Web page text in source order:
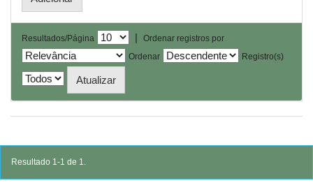
Resultados/Página |
Ordenar registros por
Ordenar
Registro(s)
Resultado 1-1 de 1.